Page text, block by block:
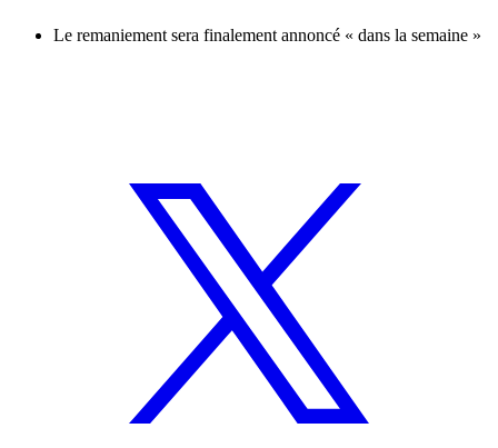
Le remaniement sera finalement annoncé « dans la semaine »